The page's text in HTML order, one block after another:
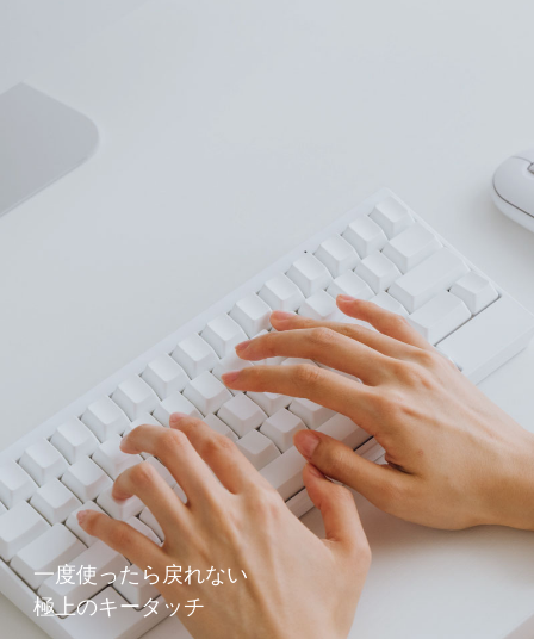
一度使ったら戻れない
極上のキータッチ